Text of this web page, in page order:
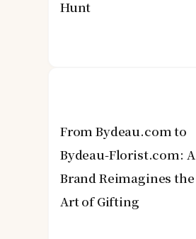
Hunt
From Bydeau.com to
Bydeau-Florist.com: A
Brand Reimagines the
Art of Gifting